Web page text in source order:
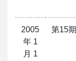
2005
年 1
月 1
第15期